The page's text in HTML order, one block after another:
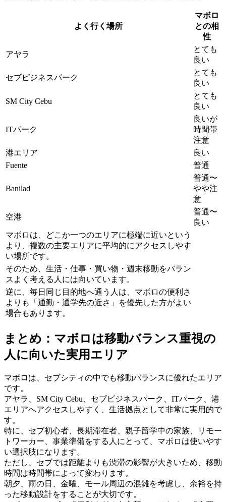
よく行く場所
マボロ
との相
性
アヤラ
とても
良い
セブビジネスパーク
とても
良い
SM City Cebu
とても
良い
ITパーク
良いが
時間帯
注意
港エリア
良い
Fuente
普通
Banilad
普通〜
やや注
意
空港
普通〜
良い
マボロは、どこか一つのエリアに極端に近いという
より、複数の主要エリアに平均的にアクセスしやす
い場所です。
そのため、生活・仕事・買い物・週末移動をバラン
スよく考える人には向いています。
逆に、毎日同じ目的地へ通う人は、マボロの便利さ
よりも「通勤・通学先の近さ」を優先した方がよい
場合もあります。
まとめ：マボロは移動バランス重視の
人に向いた実用エリア
マボロは、セブシティの中でも移動バランスに優れたエリア
です。
アヤラ、SM City Cebu、セブビジネスパーク、ITパーク、港
エリアへアクセスしやすく、生活拠点として非常に実用的で
す。
特に、セブ初心者、長期滞在者、親子留学中の家族、リモー
トワーカー、事業準備をする人にとって、マボロは使いやす
い選択肢になります。
ただし、セブでは距離よりも渋滞の影響が大きいため、移動
時間は時間帯によって変わります。
朝夕、雨の日、金曜、モール周辺の混雑を考慮し、余裕を持
った移動設計をすることが大切です。